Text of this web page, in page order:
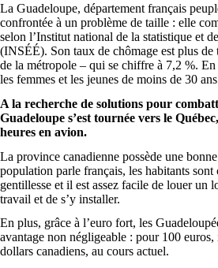
La Guadeloupe, département français
confrontée à un problème de taille : elle
selon l’Institut national de la statistique et
(INSÉÉ). Son taux de chômage est plus
de la métropole – qui se chiffre à 7,2 %.
les femmes et les jeunes de moins de 30
A la recherche de solutions pour
Guadeloupe s’est tournée vers le
heures en avion.
La province canadienne possède une
population parle français, les habitants
gentillesse et il est assez facile de louer un
travail et de s’y installer.
En plus, grâce à l’euro fort, les
avantage non négligeable : pour 100
dollars canadiens, au cours actuel.